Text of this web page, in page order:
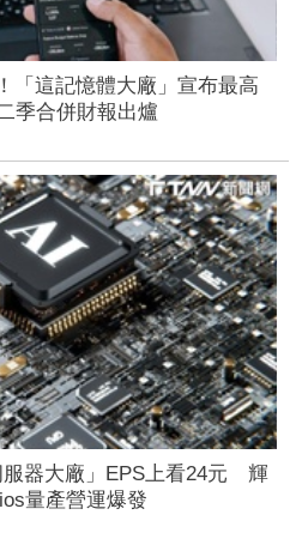
「這記憶體大廠」宣布最高
季合併財報出爐
服器大廠」EPS上看24元 輝
量產營運爆發